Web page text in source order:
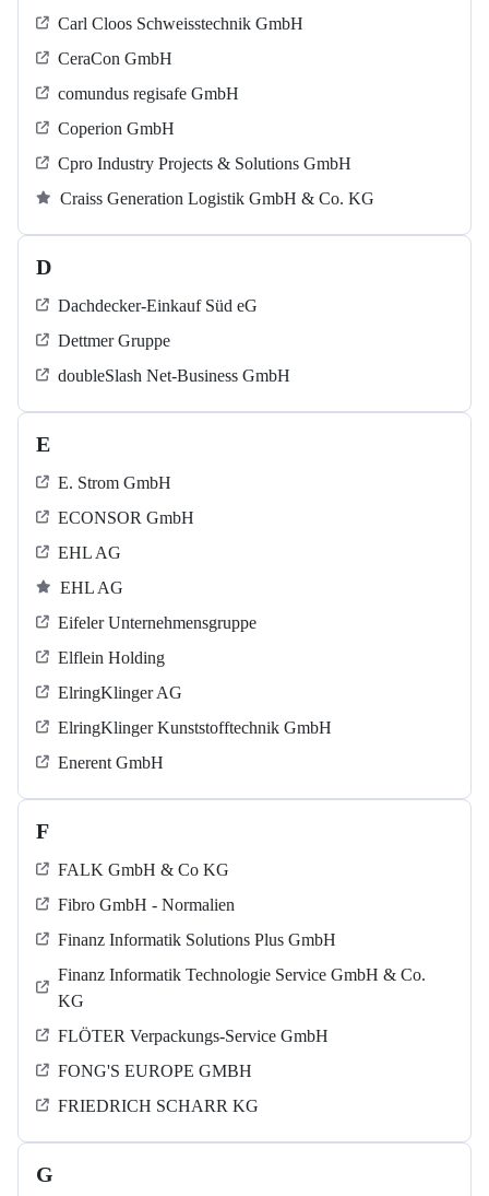
Carl Cloos Schweisstechnik GmbH
CeraCon GmbH
comundus regisafe GmbH
Coperion GmbH
Cpro Industry Projects & Solutions GmbH
Craiss Generation Logistik GmbH & Co. KG
D
Dachdecker-Einkauf Süd eG
Dettmer Gruppe
doubleSlash Net-Business GmbH
E
E. Strom GmbH
ECONSOR GmbH
EHL AG
EHL AG
Eifeler Unternehmensgruppe
Elflein Holding
ElringKlinger AG
ElringKlinger Kunststofftechnik GmbH
Enerent GmbH
F
FALK GmbH & Co KG
Fibro GmbH - Normalien
Finanz Informatik Solutions Plus GmbH
Finanz Informatik Technologie Service GmbH & Co.
KG
FLÖTER Verpackungs-Service GmbH
FONG'S EUROPE GMBH
FRIEDRICH SCHARR KG
G